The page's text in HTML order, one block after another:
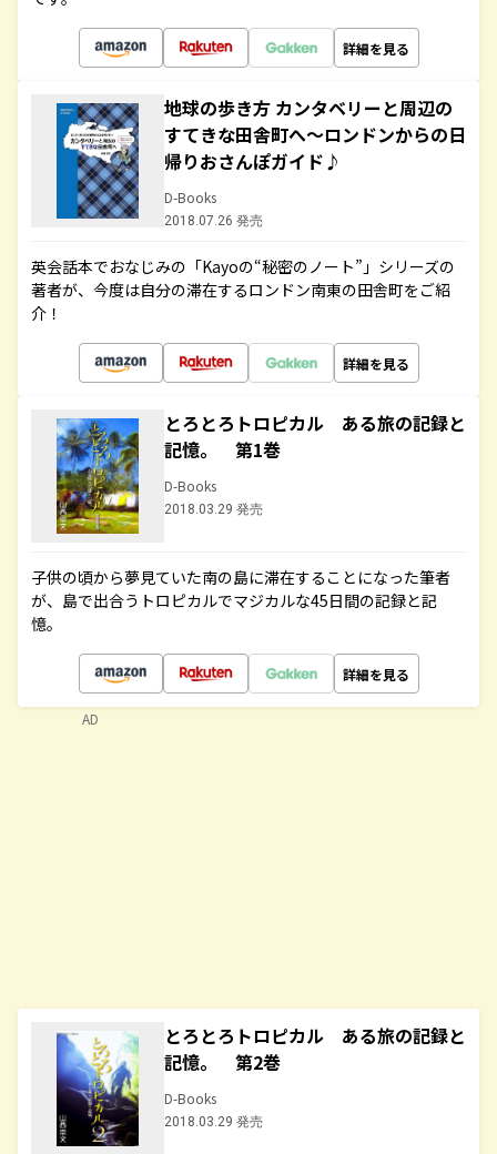
詳細を見る
地球の歩き方 カンタベリーと周辺の
すてきな田舎町へ～ロンドンからの日
帰りおさんぽガイド♪
D-Books
2018.07.26 発売
英会話本でおなじみの「Kayoの“秘密のノート”」シリーズの
著者が、今度は自分の滞在するロンドン南東の田舎町をご紹
介！
詳細を見る
とろとろトロピカル ある旅の記録と
記憶。 第1巻
D-Books
2018.03.29 発売
子供の頃から夢見ていた南の島に滞在することになった筆者
が、島で出合うトロピカルでマジカルな45日間の記録と記
憶。
詳細を見る
とろとろトロピカル ある旅の記録と
記憶。 第2巻
D-Books
2018.03.29 発売
AD